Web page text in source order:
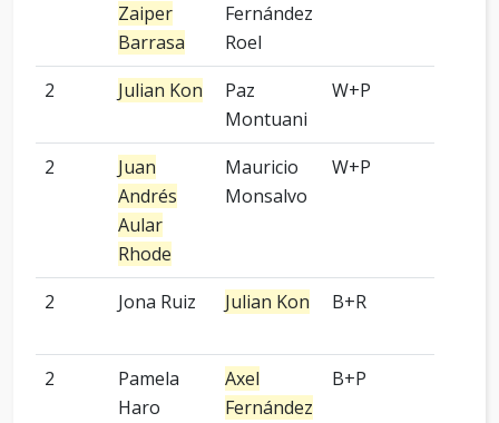
Zaiper
Barrasa
Fernández
Roel
2 Julian Kon
Paz
Montuani
W+P
2
Juan
Andrés
Aular
Rhode
Mauricio
Monsalvo
W+P
2 Jona Ruiz Julian Kon B+R
2
Pamela
Haro
Axel
Fernández
B+P